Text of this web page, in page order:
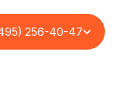
256-40-47